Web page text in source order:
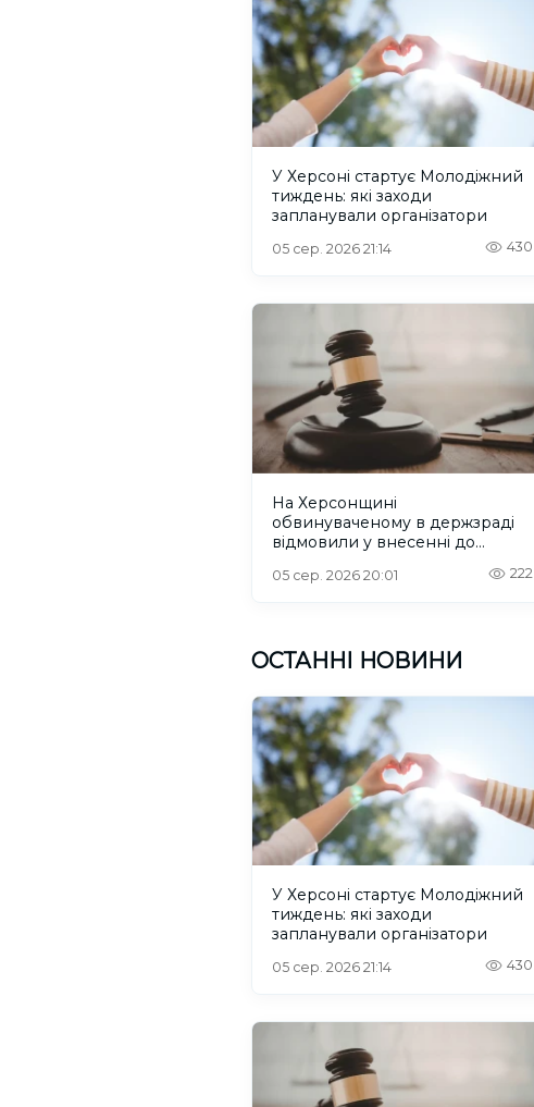
У Херсоні стартує Молодіжний
тиждень: які заходи
запланували організатори
05 сер. 2026 21:14 430
На Херсонщині
обвинуваченому в держзраді
відмовили у внесенні до
05 сер. 2026 20:01 222
ОСТАННІ НОВИНИ
У Херсоні стартує Молодіжний
тиждень: які заходи
запланували організатори
05 сер. 2026 21:14 430